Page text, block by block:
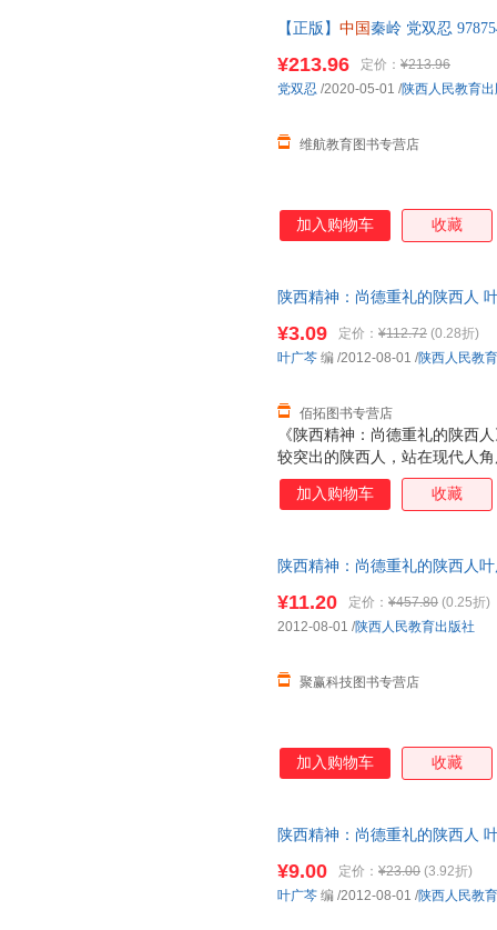
【正版】 中国 秦岭 党双忍
¥213.96 定价： ¥213.96
维航教育图书专营店
党双忍 /2020-05-01 /陕西人民教育
加入购物车 收藏
陕西精神：尚德重礼的陕西人
《陕西精神：尚德重礼的陕西
较突出的陕西人，站在现代人
上的闪光点，希望给当代人以
人》语言平实中带有激情，叙
¥3.09 定价： ¥112.72 (0.28折)
佰拓图书专营店
叶广芩 编 /2012-08-01 /陕西人民教
加入购物车 收藏
陕西精神：尚德重礼的陕西人
¥11.20 定价： ¥457.80 (0.25折)
聚赢科技图书专营店
2012-08-01 /陕西人民教育出版社
加入购物车 收藏
陕西精神：尚德重礼的陕西人
¥9.00 定价： ¥23.00 (3.92折)
叶广芩 编 /2012-08-01 /陕西人民教